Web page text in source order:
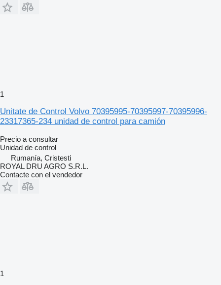
1
Unitate de Control Volvo 70395995-70395997-70395996-
23317365-234 unidad de control para camión
Precio a consultar
Unidad de control
Rumanía, Cristesti
ROYAL DRU AGRO S.R.L.
Contacte con el vendedor
1